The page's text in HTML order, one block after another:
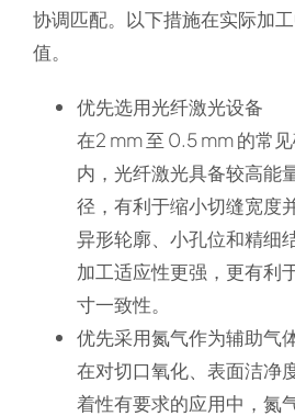
协调匹配。以下措施在实际加
值。
优先选用光纤激光设备
在2 mm 至 0.5 mm 的常
内，光纤激光具备较高能
径，有利于缩小切缝宽度
异形轮廓、小孔位和精细
加工适应性更强，更有利
寸一致性。
优先采用氮气作为辅助气
在对切口氧化、表面洁净
着性有要求的应用中，氮